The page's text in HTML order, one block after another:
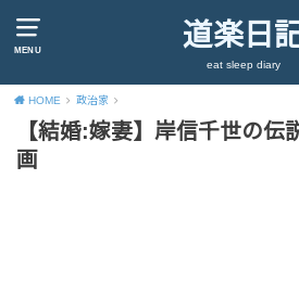
MENU 道楽日
eat sleep diary
HOME 政治家
【結婚:嫁妻】岸信千世の伝
画